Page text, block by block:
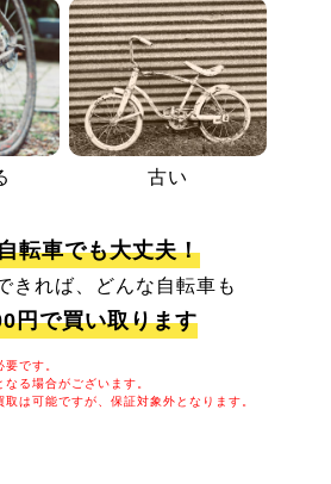
古い
転車でも大丈夫！
きれば、どんな自転車も
円で買い取ります
です。
る場合がございます。
は可能ですが、保証対象外となります。